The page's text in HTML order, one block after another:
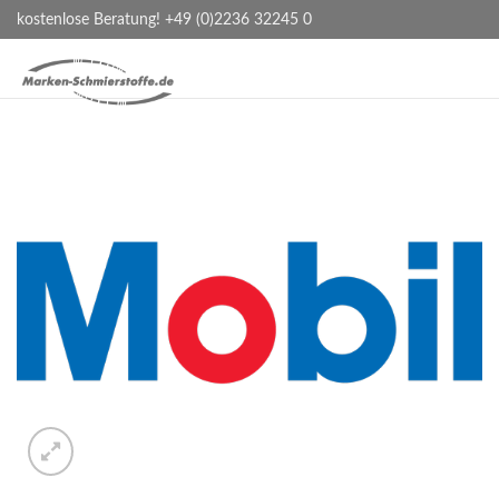
kostenlose Beratung! +49 (0)2236 32245 0